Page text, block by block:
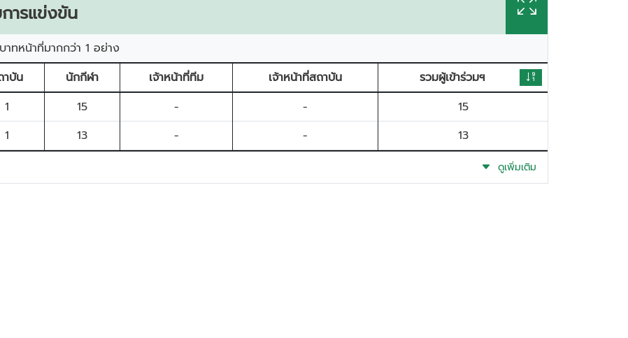
ารแข่งขัน
าทหน้าที่มากกว่า 1 อย่าง
าบัน นักกีฬา เจ้าหน้าที่ทีม เจ้าหน้าที่สถาบัน
รวมผู้เข้าร่วมฯ
1 15 - -
15
1 13 - - 13
ดูเพิ่มเติม